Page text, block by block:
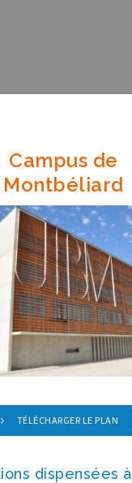
Campus de
Montbéliard
TÉLÉCHARGER LE PLAN
dispensées à